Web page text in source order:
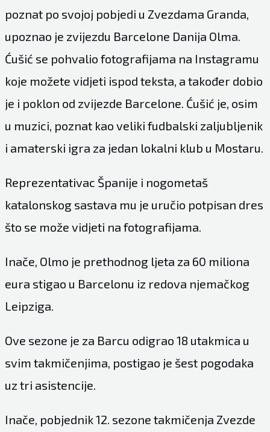
poznat po svojoj pobjedi u Zvezdama Granda,
upoznao je zvijezdu Barcelone Danija Olma.
Ćušić se pohvalio fotografijama na Instagramu
koje možete vidjeti ispod teksta, a također dobio
je i poklon od zvijezde Barcelone. Ćušić je, osim
u muzici, poznat kao veliki fudbalski zaljubljenik
i amaterski igra za jedan lokalni klub u Mostaru.
Reprezentativac Španije i nogometaš
katalonskog sastava mu je uručio potpisan dres
što se može vidjeti na fotografijama.
Inače, Olmo je prethodnog ljeta za 60 miliona
eura stigao u Barcelonu iz redova njemačkog
Leipziga.
Ove sezone je za Barcu odigrao 18 utakmica u
svim takmičenjima, postigao je šest pogodaka
uz tri asistencije.
Inače, pobjednik 12. sezone takmičenja Zvezde